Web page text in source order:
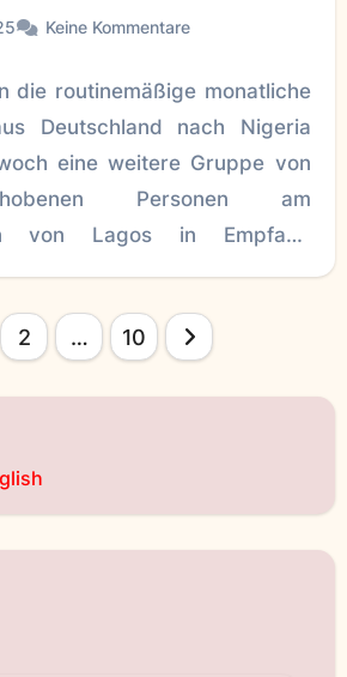
Keine Kommentare
die routinemäßige monatliche
Deutschland nach Nigeria
eine weitere Gruppe von
Personen am
von Lagos in Empfang
2 … 10